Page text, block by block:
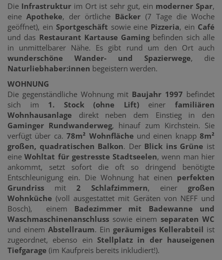
Die Infrastruktur im Ort ist sehr gut, ein moderner Spar,
eine Apotheke, der örtliche Bäcker (7 Tage die Woche
geöffnet), ein Sportgeschäft sowie eine Pizzeria, ein Café
und das Restaurant Kartause Gaming befinden sich alle
in unmittelbarer Nähe. Es gibt rund um den Ort auch
wunderschöne Wander- und Spazierwege, die
Naturliebhaber:innen begeistern werden.
WOHNUNG
Die gegenständliche Wohnung mit Baujahr 1997 befindet
sich im 1. Stock (ohne Lift)einer familiären
Wohnhausanlage direkt neben dem Einstieg in den
Gaminger Rundwanderweg, hinauf zum Kirchstein. Sie
verfügt über ca.78m² Wohnfläche und einen knapp8m²
großen, quadratischen Balkon. Der Blick ins Grüne ist
eineWohltat für gestresste Stadtseelen, wenn man hier
ankommt, setzt sofort die oft so dringend benötigte
Entschleunigung ein. Die Wohnung hat einen perfekten
Grundriss mit 2 Schlafzimmern, einer großen
Wohnküche(voll ausgestattet mit Geräten von NEFF und
Bosch), einem Badezimmer mit Badewanne und
Waschmaschinenanschluss sowie einem separaten WC
und einem Abstellraum. Ein geräumiges Kellerabteil ist
zugeordnet, ebenso ein Stellplatz in der hauseigenen
Tiefgarage (im Kaufpreis bereits inkludiert!).